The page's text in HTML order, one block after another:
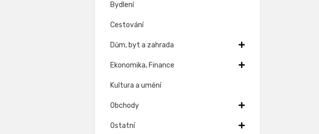
Bydlení
Cestování
Dům, byt a zahrada
Ekonomika, Finance
Kultura a umění
Obchody
Ostatní